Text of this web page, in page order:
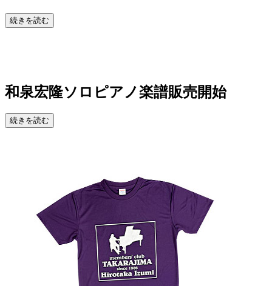
続きを読む
和泉宏隆ソロピアノ楽譜販売開始
続きを読む